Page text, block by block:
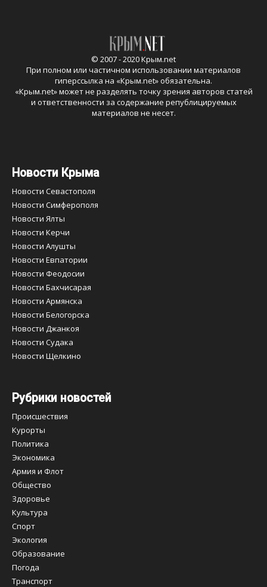
© 2007 - 2020 Крым.net
При полном или частичном использовании материалов
гиперссылка на «Крым.net» обязательна.
«Крым.net» может не разделять точку зрения авторов статей
и ответственности за содержание републицируемых
материалов не несет.
Новости Крыма
Новости Севастополя
Новости Симферополя
Новости Ялты
Новости Керчи
Новости Алушты
Новости Евпатории
Новости Феодосии
Новости Бахчисарая
Новости Армянска
Новости Белогорска
Новости Джанкоя
Новости Судака
Новости Щелкино
Рубрики новостей
Происшествия
Курорты
Политика
Экономика
Армия и Флот
Общество
Здоровье
Культура
Спорт
Экология
Образование
Погода
Транспорт